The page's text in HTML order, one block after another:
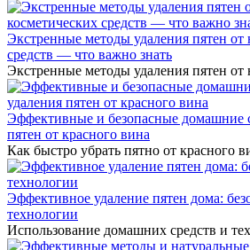
Экстренные методы удаления пятен от
средств — что важно знать
Экстренные методы удаления пятен от
Эффективные и безопасные домашние
пятен от красного вина
Как быстро убрать пятно от красного
Эффективное удаление пятен дома:
технологии
Использование домашних средств и